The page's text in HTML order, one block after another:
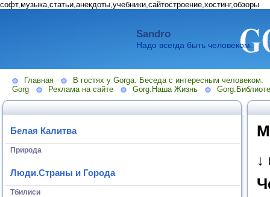
софт,музыка,статьи,анекдоты,учебники,сайтостроение,хостинг,обзоры
Sandro
Надо всегда быть человеком.
Главная
В гостях у Gorga. Беседа с интересным человеком.
Gorg
Реклама на сайте Gorg.Наша Жизнь
Белая Калитва
Природа
Люди.Страны и Города
Тбилиси